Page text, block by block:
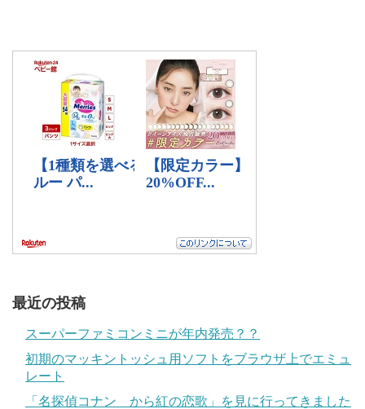
最近の投稿
スーパーファミコンミニが年内発売？？
初期のマッキントッシュ用ソフトをブラウザ上でエミュ
レート
「名探偵コナン から紅の恋歌」を見に行ってきました